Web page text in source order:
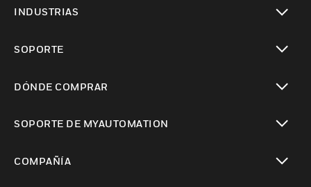
INDUSTRIAS
SOPORTE
DÓNDE COMPRAR
SOPORTE DE MYAUTOMATION
COMPAÑÍA